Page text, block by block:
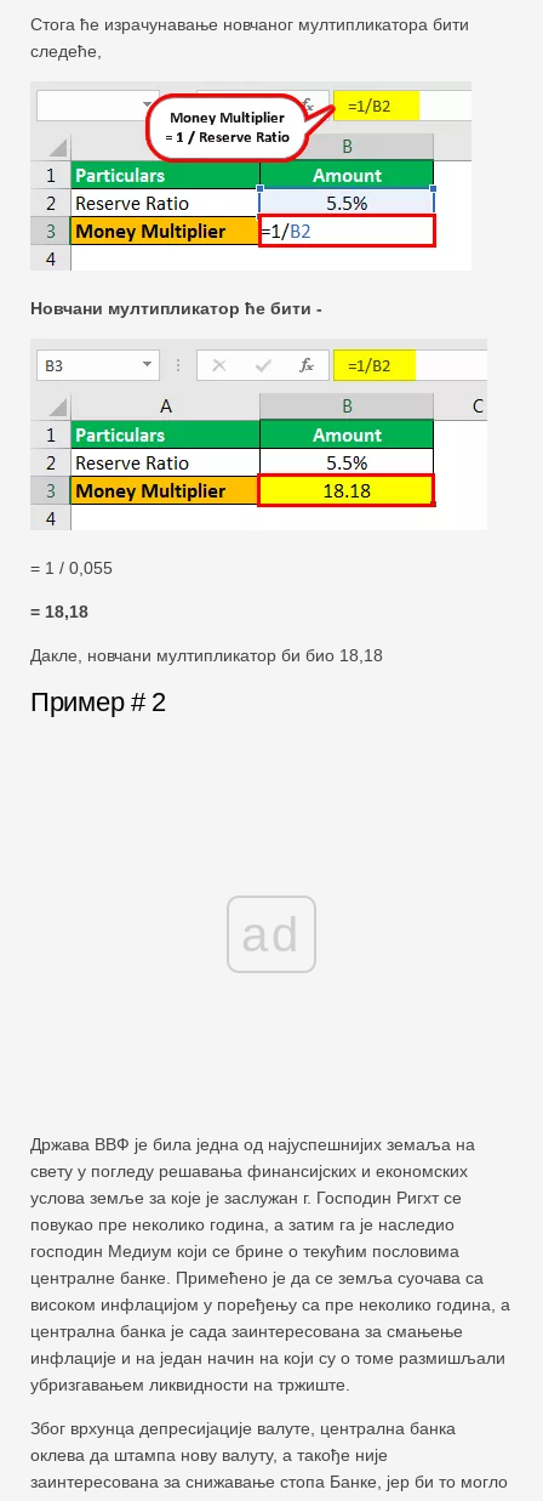
Стога ће израчунавање новчаног мултипликатора бити
следеће,
Новчани мултипликатор ће бити -
= 1 / 0,055
= 18,18
Дакле, новчани мултипликатор би био 18,18
Пример # 2
ad
Држава ВВФ је била једна од најуспешнијих земаља на
свету у погледу решавања финансијских и економских
услова земље за које је заслужан г. Господин Ригхт се
повукао пре неколико година, а затим га је наследио
господин Медиум који се брине о текућим пословима
централне банке. Примећено је да се земља суочава са
високом инфлацијом у поређењу са пре неколико година, а
централна банка је сада заинтересована за смањење
инфлације и на један начин на који су о томе размишљали
убризгавањем ликвидности на тржиште.
Због врхунца депресијације валуте, централна банка
оклева да штампа нову валуту, а такође није
заинтересована за снижавање стопа Банке, јер би то могло